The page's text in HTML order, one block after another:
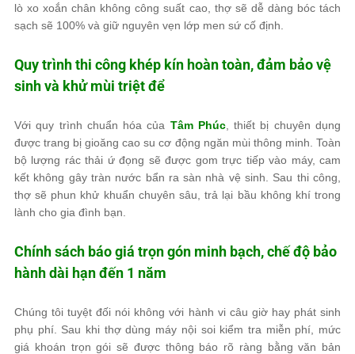
lò xo xoắn chân không công suất cao, thợ sẽ dễ dàng bóc tách
sạch sẽ 100% và giữ nguyên vẹn lớp men sứ cố định.
Quy trình thi công khép kín hoàn toàn, đảm bảo vệ
sinh và khử mùi triệt để
Với quy trình chuẩn hóa của Tâm Phúc, thiết bị chuyên dụng
được trang bị gioăng cao su cơ động ngăn mùi thông minh. Toàn
bộ lượng rác thải ứ đọng sẽ được gom trực tiếp vào máy, cam
kết không gây tràn nước bẩn ra sàn nhà vệ sinh. Sau thi công,
thợ sẽ phun khử khuẩn chuyên sâu, trả lại bầu không khí trong
lành cho gia đình bạn.
Chính sách báo giá trọn gón minh bạch, chế độ bảo
hành dài hạn đến 1 năm
Chúng tôi tuyệt đối nói không với hành vi câu giờ hay phát sinh
phụ phí. Sau khi thợ dùng máy nội soi kiểm tra miễn phí, mức
giá khoán trọn gói sẽ được thông báo rõ ràng bằng văn bản